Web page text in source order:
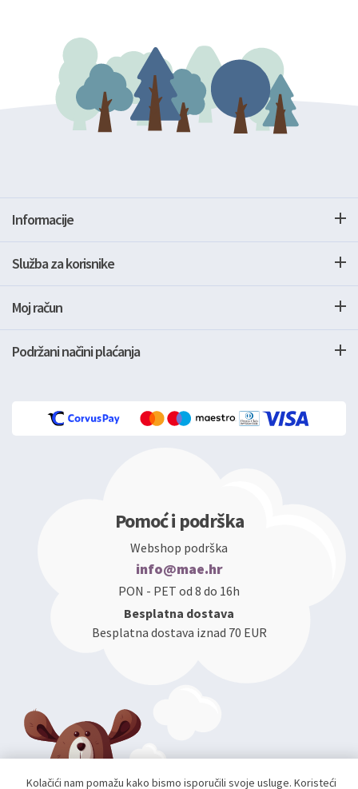
Informacije
Služba za korisnike
Moj račun
Podržani načini plaćanja
Pomoć i podrška
Webshop podrška
info@mae.hr
PON - PET od 8 do 16h
Besplatna dostava
Besplatna dostava iznad 70 EUR
Kolačići nam pomažu kako bismo isporučili svoje usluge. Koristeći